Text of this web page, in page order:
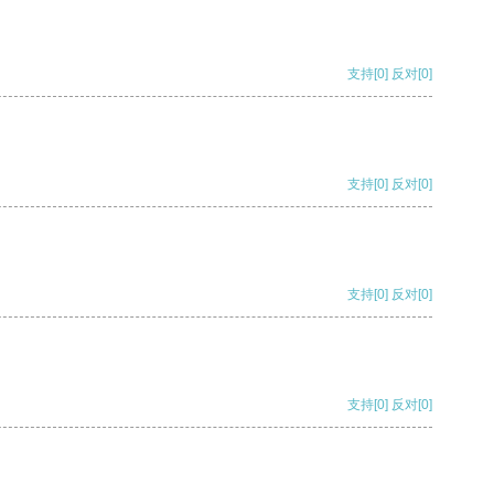
支持[0] 反对[0]
支持[0] 反对[0]
支持[0] 反对[0]
支持[0] 反对[0]